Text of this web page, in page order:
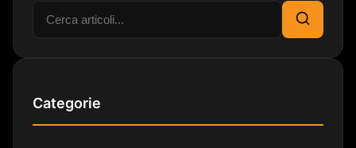
Cerca:
Cerca
Categorie